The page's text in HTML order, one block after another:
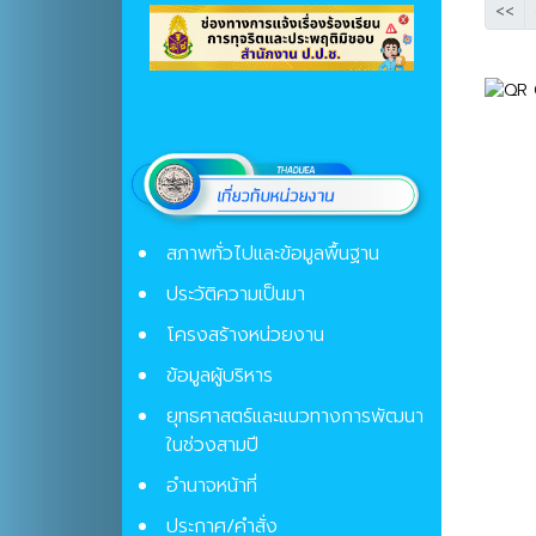
สภาพทั่วไปและข้อมูลพื้นฐาน
ประวัติความเป็นมา
โครงสร้างหน่วยงาน
ข้อมูลผู้บริหาร
ยุทธศาสตร์และแนวทางการพัฒนา
ในช่วงสามปี
อำนาจหน้าที่
ประกาศ/คำสั่ง
<<